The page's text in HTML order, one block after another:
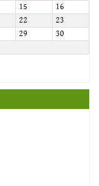
15
16
22
23
29
30